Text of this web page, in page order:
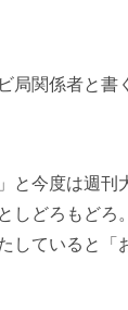
局関係者と書
と今度は週刊
どろもどろ
していると「